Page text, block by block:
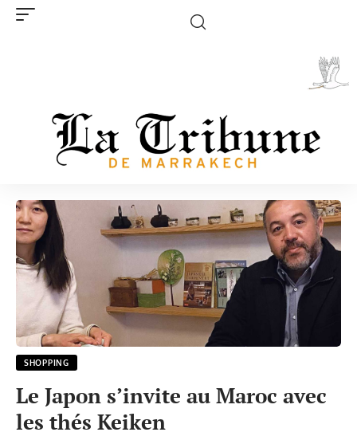
SHOPPING
Le Japon s’invite au Maroc avec
les thés Keiken